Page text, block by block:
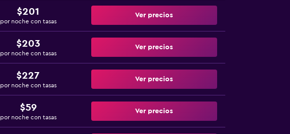
$201
por noche con tasas
Ver precios
$203
por noche con tasas
Ver precios
$227
por noche con tasas
Ver precios
$59
por noche con tasas
Ver precios